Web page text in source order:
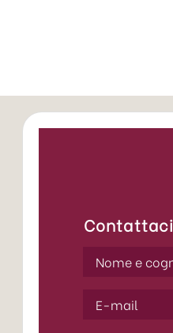
Contattaci